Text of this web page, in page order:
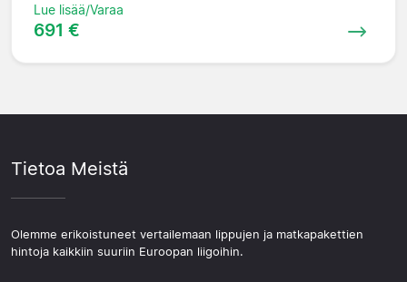
Lue lisää/Varaa
691 €
Tietoa Meistä
Olemme erikoistuneet vertailemaan lippujen ja matkapakettien
hintoja kaikkiin suuriin Euroopan liigoihin.